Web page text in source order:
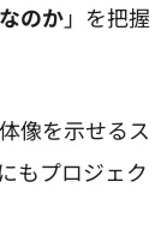
のか」を把握
像を示せるス
もプロジェク